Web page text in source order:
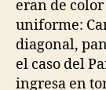
eran de
uniforme:
diagonal,
el caso del
ingresa en